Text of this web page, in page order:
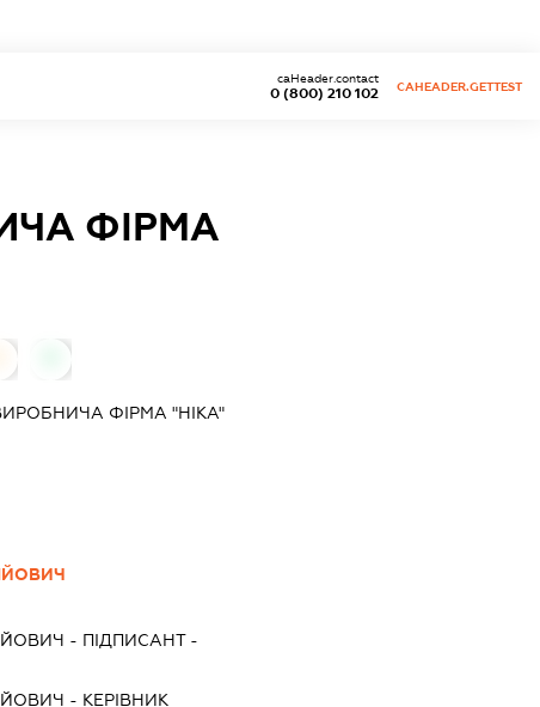
0 (800) 210 102
caHeader.contact
CAHEADER.GETTEST
ФІРМА
ФІРМА "НІКА"
- ПІДПИСАНТ-
- КЕРІВНИК